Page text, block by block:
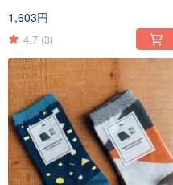
1,603円
4.7 (3)